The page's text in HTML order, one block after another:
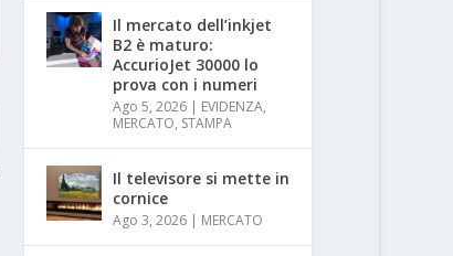
Il mercato dell’inkjet
B2 è maturo:
AccurioJet 30000 lo
prova con i numeri
Ago 5, 2026 | EVIDENZA,
MERCATO, STAMPA
Il televisore si mette in
cornice
Ago 3, 2026 | MERCATO